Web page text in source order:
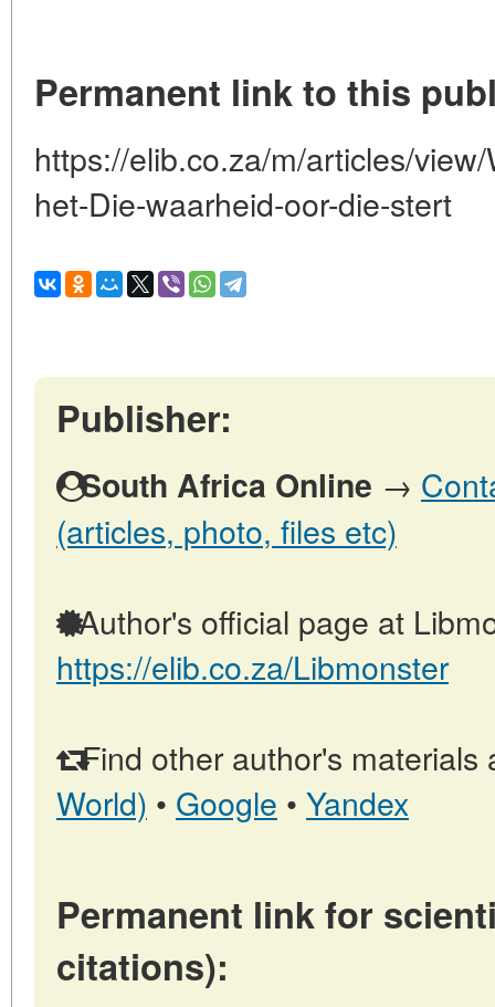
Permanent link to this
https://elib.co.za/m/articles/
het-Die-waarheid-oor-die-stert
Publisher:
South Africa Online →
(articles, photo, files etc)
Author's official page at
https://elib.co.za/Libmonster
Find other author's materials
World) • Google • Yandex
Permanent link for
citations):